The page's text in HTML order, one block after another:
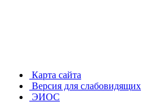
Карта сайта
Версия для слабовидящих
ЭИОС